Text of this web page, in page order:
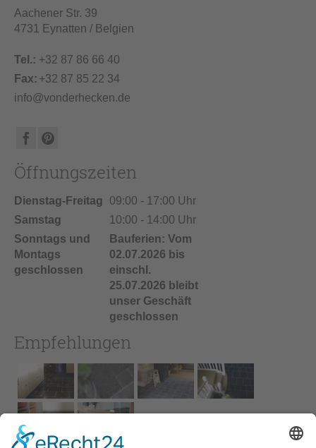
Aachener Str. 39
4731 Eynatten / Belgien
Tel.: +32 87 86 66 40
Fax: +32 87 85 22 34
info@vonderhecken.de
Öffnungszeiten
Dienstag-Freitag
09:00 - 17:00 Uhr
Samstag
10:00 - 14:00 Uhr
Sonntags und
Montags
geschlossen
Bauferien: Vom
02.07.2026 bis
einschl.
25.07.2026 bleibt
unser Geschäft
geschlossen
Empfehlungen